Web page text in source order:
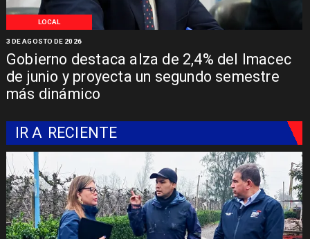
LOCAL
Gobierno destaca alza de 2,4% del Imacec
de junio y proyecta un segundo semestre
más dinámico
3 DE AGOSTO DE 2026
IR A RECIENTE